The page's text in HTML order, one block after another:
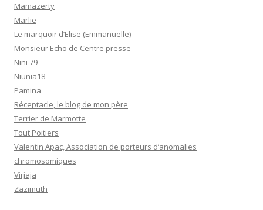
Mamazerty
Marlie
Le marquoir d’Elise (Emmanuelle)
Monsieur Echo de Centre presse
Nini 79
Niunia18
Pamina
Réceptacle, le blog de mon père
Terrier de Marmotte
Tout Poitiers
Valentin Apac, Association de porteurs d’anomalies
chromosomiques
Virjaja
Zazimuth